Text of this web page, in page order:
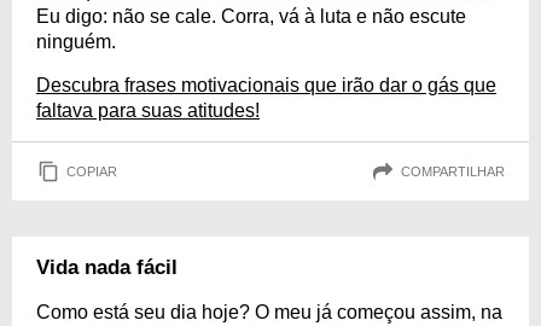
Eu digo: não se cale. Corra, vá à luta e não escute
ninguém.
Descubra frases motivacionais que irão dar o gás que
faltava para suas atitudes!
COPIAR COMPARTILHAR
Vida nada fácil
Como está seu dia hoje? O meu já começou assim, na